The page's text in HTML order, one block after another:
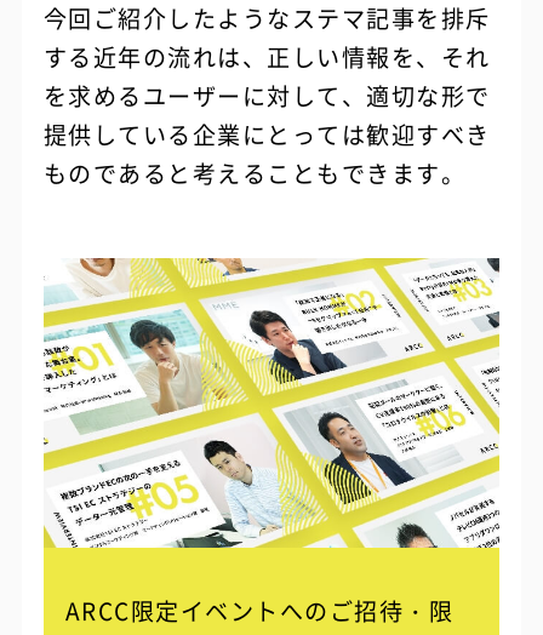
今回ご紹介したようなステマ記事を排斥
する近年の流れは、正しい情報を、それ
を求めるユーザーに対して、適切な形で
提供している企業にとっては歓迎すべき
ものであると考えることもできます。
ARCC限定イベントへのご招待・限